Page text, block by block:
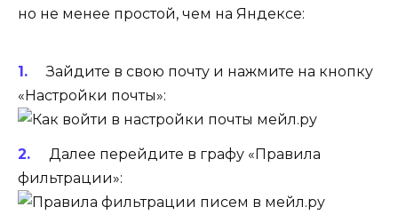
но не менее простой, чем на Яндексе:
Зайдите в свою почту и нажмите на кнопку
«Настройки почты»:
Далее перейдите в графу «Правила
фильтрации»: